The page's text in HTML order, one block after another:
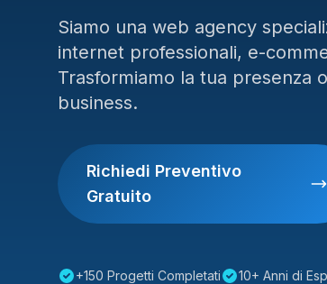
Siamo una web agency
internet professionali, e-
Trasformiamo la tua presenza
business.
Richiedi Preventivo
Gratuito
+150 Progetti Completati 10+ Anni di